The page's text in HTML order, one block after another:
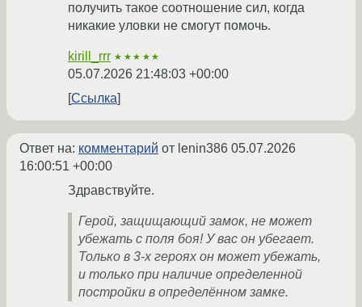
получить такое соотношение сил, когда
никакие уловки не смогут помочь.
kirill_rrr ★★★★★
05.07.2026 21:48:03 +00:00
Ссылка
Ответ на: комментарий от lenin386 05.07.2026
16:00:51 +00:00
Здравствуйте.
Герой, защищающий замок, не может
убежать с поля боя! У вас он убегает.
Только в 3-х героях он может убежать,
и только при наличие определенной
постройки в определённом замке.